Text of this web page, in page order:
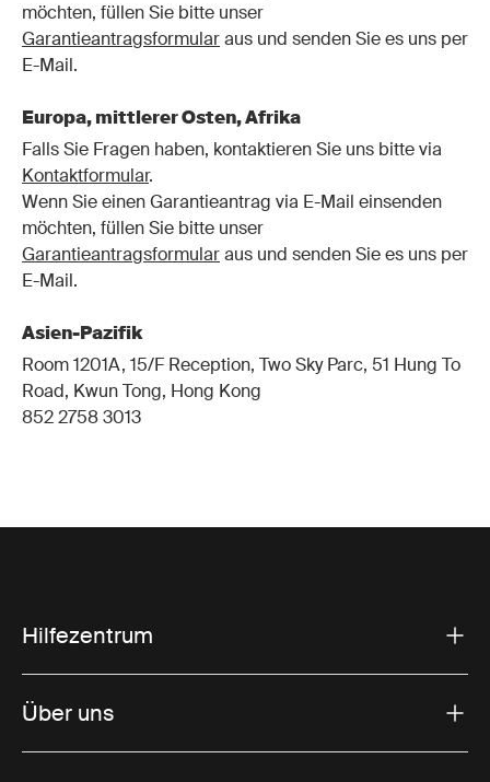
möchten, füllen Sie bitte unser
Garantieantragsformularaus und senden Sie es uns per
E-Mail.
Europa, mittlerer Osten, Afrika
Falls Sie Fragen haben, kontaktieren Sie uns bitte via
Kontaktformular.
Wenn Sie einen Garantieantrag via E-Mail einsenden
möchten, füllen Sie bitte unser
Garantieantragsformularaus und senden Sie es uns per
E-Mail.
Asien-Pazifik
Room 1201A, 15/F Reception, Two Sky Parc, 51 Hung To
Road, Kwun Tong, Hong Kong
852 2758 3013
Hilfezentrum
Über uns